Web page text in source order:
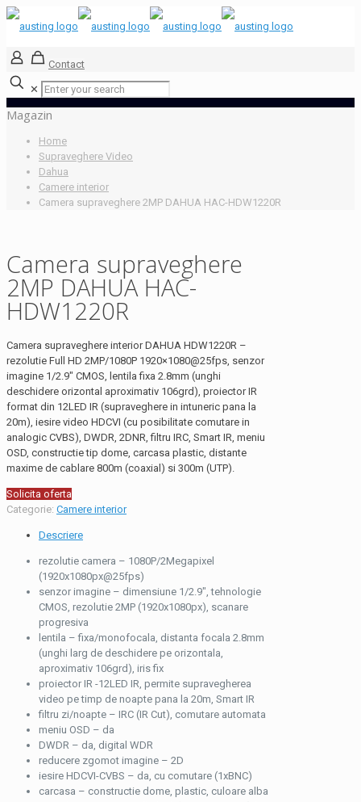
Contact
✕
Magazin
Home
Supraveghere Video
Dahua
Camere interior
Camera supraveghere 2MP DAHUA HAC-HDW1220R
Camera supraveghere
2MP DAHUA HAC-
HDW1220R
Camera supraveghere interior DAHUA HDW1220R –
rezolutie Full HD 2MP/1080P 1920×1080@25fps, senzor
imagine 1/2.9″ CMOS, lentila fixa 2.8mm (unghi
deschidere orizontal aproximativ 106grd), proiector IR
format din 12LED IR (supraveghere in intuneric pana la
20m), iesire video HDCVI (cu posibilitate comutare in
analogic CVBS), DWDR, 2DNR, filtru IRC, Smart IR, meniu
OSD, constructie tip dome, carcasa plastic, distante
maxime de cablare 800m (coaxial) si 300m (UTP).
Solicita oferta
Categorie: Camere interior
Descriere
rezolutie camera – 1080P/2Megapixel
(1920x1080px@25fps)
senzor imagine – dimensiune 1/2.9″, tehnologie
CMOS, rezolutie 2MP (1920x1080px), scanare
progresiva
lentila – fixa/monofocala, distanta focala 2.8mm
(unghi larg de deschidere pe orizontala,
aproximativ 106grd), iris fix
proiector IR -12LED IR, permite supravegherea
video pe timp de noapte pana la 20m, Smart IR
filtru zi/noapte – IRC (IR Cut), comutare automata
meniu OSD – da
DWDR – da, digital WDR
reducere zgomot imagine – 2D
iesire HDCVI-CVBS – da, cu comutare (1xBNC)
carcasa – constructie dome, plastic, culoare alba